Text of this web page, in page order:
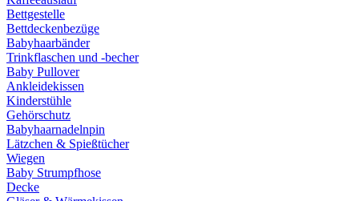
Bettgestelle
Bettdeckenbezüge
Babyhaarbänder
Trinkflaschen und -becher
Baby Pullover
Ankleidekissen
Kinderstühle
Gehörschutz
Babyhaarnadelnpin
Lätzchen & Spießtücher
Wiegen
Baby Strumpfhose
Decke